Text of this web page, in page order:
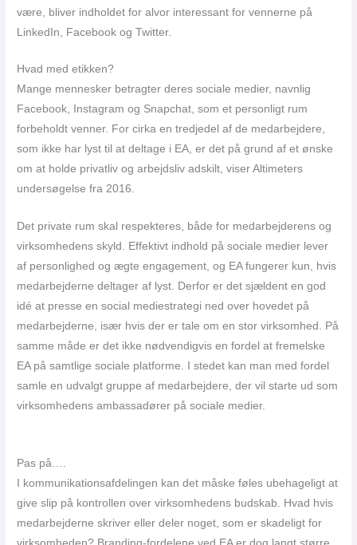
være, bliver indholdet for alvor interessant for vennerne på
LinkedIn, Facebook og Twitter.
Hvad med etikken?
Mange mennesker betragter deres sociale medier, navnlig
Facebook, Instagram og Snapchat, som et personligt rum
forbeholdt venner. For cirka en tredjedel af de medarbejdere,
som ikke har lyst til at deltage i EA, er det på grund af et ønske
om at holde privatliv og arbejdsliv adskilt, viser Altimeters
undersøgelse fra 2016.
Det private rum skal respekteres, både for medarbejderens og
virksomhedens skyld. Effektivt indhold på sociale medier lever
af personlighed og ægte engagement, og EA fungerer kun, hvis
medarbejderne deltager af lyst. Derfor er det sjældent en god
idé at presse en social mediestrategi ned over hovedet på
medarbejderne, især hvis der er tale om en stor virksomhed. På
samme måde er det ikke nødvendigvis en fordel at fremelske
EA på samtlige sociale platforme. I stedet kan man med fordel
samle en udvalgt gruppe af medarbejdere, der vil starte ud som
virksomhedens ambassadører på sociale medier.
Pas på….
I kommunikationsafdelingen kan det måske føles ubehageligt at
give slip på kontrollen over virksomhedens budskab. Hvad hvis
medarbejderne skriver eller deler noget, som er skadeligt for